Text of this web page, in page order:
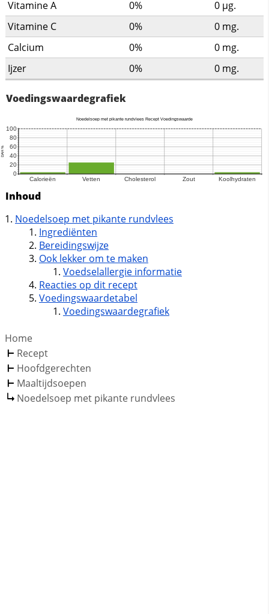
Vitamine A 0% 0 µg.
Vitamine C
0% 0 mg.
Calcium
0% 0 mg.
Ijzer
0% 0 mg.
Voedingswaardegrafiek
Inhoud
Noedelsoep met pikante rundvlees
Ingrediënten
Bereidingswijze
Ook lekker om te maken
Voedselallergie informatie
Reacties op dit recept
Voedingswaardetabel
Voedingswaardegrafiek
Home
Recept
Hoofdgerechten
Maaltijdsoepen
Noedelsoep met pikante rundvlees